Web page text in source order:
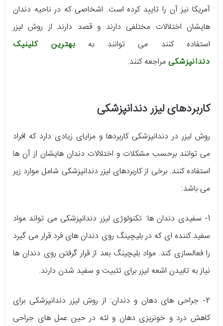
آمریکا نیز آن را تایید کرده است. اشخاصی که در ناحیه دندان
هایشان اختلالات مختلفی دارند و قصد دارند از روش لیزر
استفاده کنند می توانند بهبهترین کلینیک
دندانپزشکیمراجعه کنند.
کاربردهای لیزر دندانپزشکی
روش لیزر در دندانپزشکی کاربردها و مزایای زیادی دارد که افراد
می توانند برحسب مشکلات و اختلالات دندان هایشان از آن ها
استفاده کنند. برخی از کاربردهای لیزر دندانپزشکی شامل موارد زیر
می باشد:
1- سفیدی دندان ها: تکنولوژی لیزر دندانپزشکی می تواند مواد
سفید کننده ای که در بلیچینگ روی دندان های فرد قرار می گیرد
را فعالسازی کند. مواد بلیچینگ بعد از قرار گرفتن روی دندان ها
نیاز به تابیدن اشعه لیزر برای تثبیت و سفید شدن دارند.
2- جراحی های دهان و دندان: از روش لیزر دندانپزشکی برای
کاهش درد و خونریزی دهان و لثه در حین عمل های جراحی